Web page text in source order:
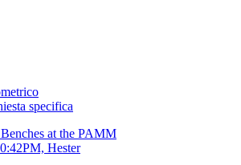
specifica